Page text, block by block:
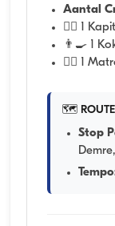
Aantal
👨‍✈️ 1
👨‍🍳 1
🧑‍✈️ 1
🗺️ ROUTE
Stop